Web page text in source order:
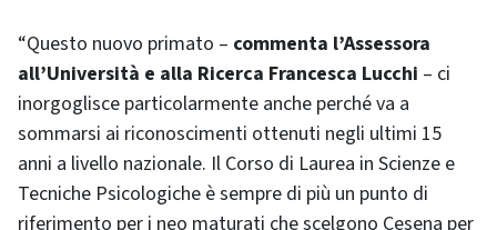
“Questo nuovo primato – commenta l’Assessora
all’Università e alla Ricerca Francesca Lucchi – ci
inorgoglisce particolarmente anche perché va a
sommarsi ai riconoscimenti ottenuti negli ultimi 15
anni a livello nazionale. Il Corso di Laurea in Scienze e
Tecniche Psicologiche è sempre di più un punto di
riferimento per i neo maturati che scelgono Cesena per